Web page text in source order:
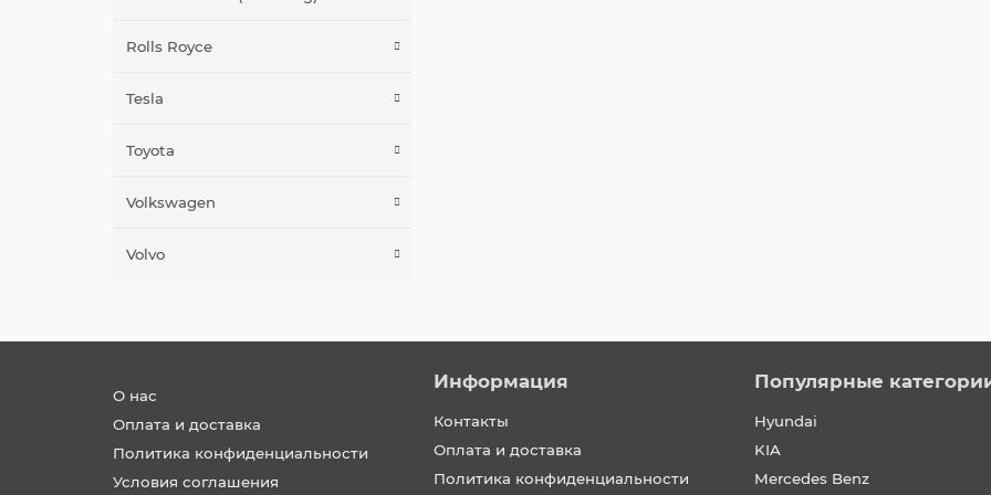
Rolls Royce
Tesla
Toyota
Volkswagen
Volvo
О нас
Оплата и доставка
Политика конфиденциальности
Условия соглашения
Информация
Контакты
Оплата и доставка
Политика конфиденциальности
Популярные
Hyundai
KIA
Mercedes Benz